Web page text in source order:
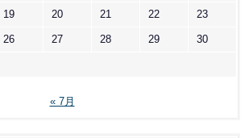
19 20 21 22 23
26 27 28 29 30
« 7月